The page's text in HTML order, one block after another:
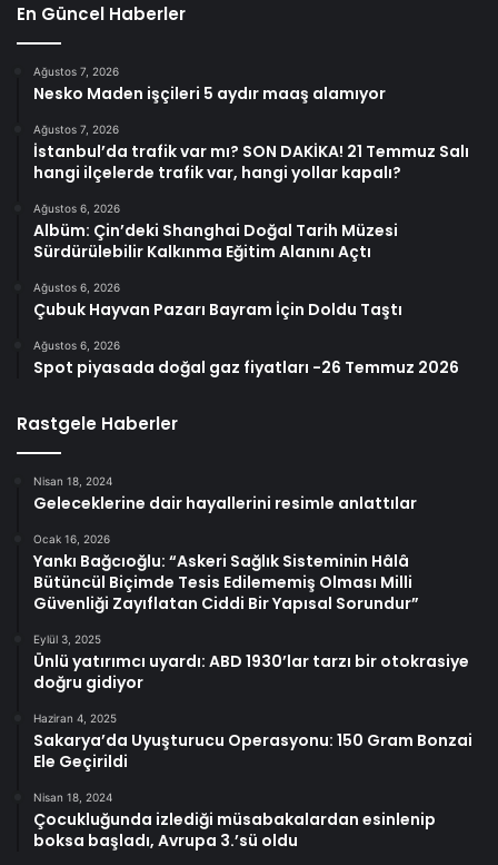
En Güncel Haberler
Ağustos 7, 2026
Nesko Maden işçileri 5 aydır maaş alamıyor
Ağustos 7, 2026
İstanbul’da trafik var mı? SON DAKİKA! 21 Temmuz Salı
hangi ilçelerde trafik var, hangi yollar kapalı?
Ağustos 6, 2026
Albüm: Çin’deki Shanghai Doğal Tarih Müzesi
Sürdürülebilir Kalkınma Eğitim Alanını Açtı
Ağustos 6, 2026
Çubuk Hayvan Pazarı Bayram İçin Doldu Taştı
Ağustos 6, 2026
Spot piyasada doğal gaz fiyatları -26 Temmuz 2026
Rastgele Haberler
Nisan 18, 2024
Geleceklerine dair hayallerini resimle anlattılar
Ocak 16, 2026
Yankı Bağcıoğlu: “Askeri Sağlık Sisteminin Hâlâ
Bütüncül Biçimde Tesis Edilememiş Olması Milli
Güvenliği Zayıflatan Ciddi Bir Yapısal Sorundur”
Eylül 3, 2025
Ünlü yatırımcı uyardı: ABD 1930’lar tarzı bir otokrasiye
doğru gidiyor
Haziran 4, 2025
Sakarya’da Uyuşturucu Operasyonu: 150 Gram Bonzai
Ele Geçirildi
Nisan 18, 2024
Çocukluğunda izlediği müsabakalardan esinlenip
boksa başladı, Avrupa 3.’sü oldu